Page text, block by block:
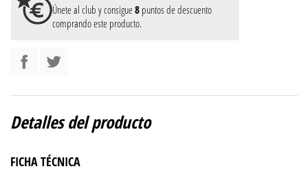
Únete al club y consigue8 puntos de descuento
comprando este producto.
Detalles del producto
FICHA TÉCNICA